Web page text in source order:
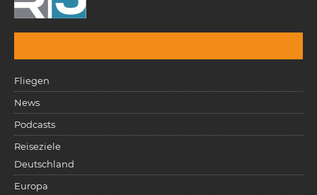
Fliegen
News
Podcasts
Reiseziele
Deutschland
Europa